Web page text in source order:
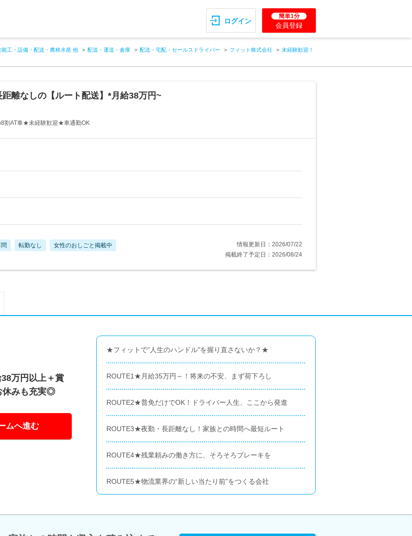
ログイン
簡単1分
会員登録
能工・設備・配送・農林水産 他 配送・運送・倉庫 配送・宅配・セールスドライバー フィット株式会社
未経験歓迎！
離なしの【ルート配送】*月給38万円~
割AT車★未経験歓迎★車通勤OK
転勤なし 女性のおしごと掲載中
情報更新日：2026/07/22
掲載終了予定日：2026/08/24
万円以上＋賞
休みも充実◎
ムへ進む
★フィットで"人生のハンドル"を握り直さないか？★
ROUTE1★月給35万円～！将来の不安、まず荷下ろし
ROUTE2★普免だけでOK！ドライバー人生、ここから発進
ROUTE3★夜勤・長距離なし！家族との時間へ最短ルート
ROUTE4★残業頼みの働き方に、そろそろブレーキを
ROUTE5★物流業界の“新しい当たり前”をつくる会社